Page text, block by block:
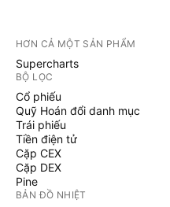
HƠN CẢ MỘT SẢN PHẨM
Supercharts
BỘ LỌC
Cổ phiếu
Quỹ Hoán đổi danh mục
Trái phiếu
Tiền điện tử
Cặp CEX
Cặp DEX
Pine
BẢN ĐỒ NHIỆT